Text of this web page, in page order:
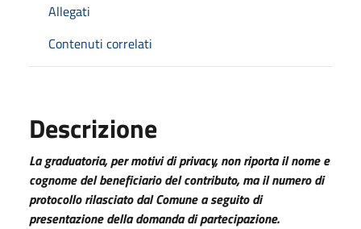
Allegati
Contenuti correlati
Descrizione
La graduatoria, per motivi di privacy, non riporta il nome e
cognome del beneficiario del contributo, ma il numero di
protocollo rilasciato dal Comune a seguito di
presentazione della domanda di partecipazione.